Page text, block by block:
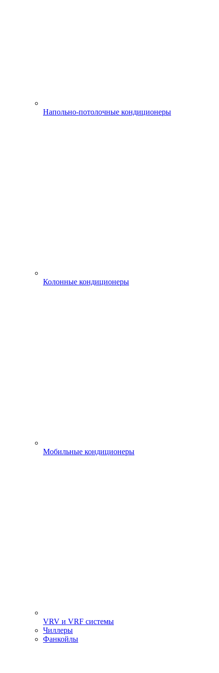
Напольно-потолочные кондиционеры
Колонные кондиционеры
Мобильные кондиционеры
VRV и VRF системы
Чиллеры
Фанкойлы